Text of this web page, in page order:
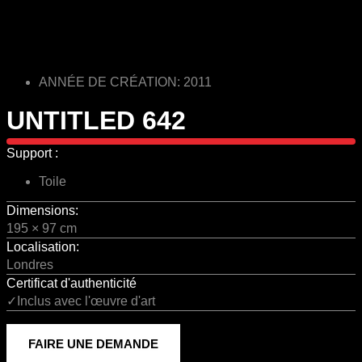
ANNÉE DE CRÉATION: 2011
UNTITLED 642
Support :
Toile
Dimensions:
195 × 97 cm
Localisation:
Londres
Certificat d'authenticité
✓Inclus avec l'œuvre d'art
FAIRE UNE DEMANDE